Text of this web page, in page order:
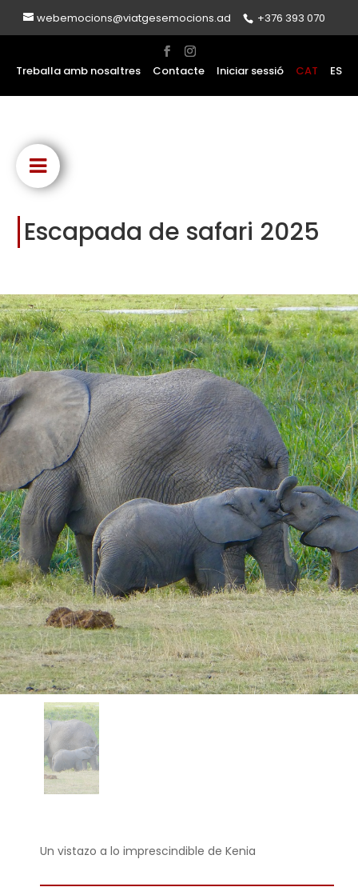
webemocions@viatgesemocions.ad +376 393 070
Treballa amb nosaltres Contacte Iniciar sessió CAT ES
Escapada de safari 2025
Un vistazo a lo imprescindible de Kenia